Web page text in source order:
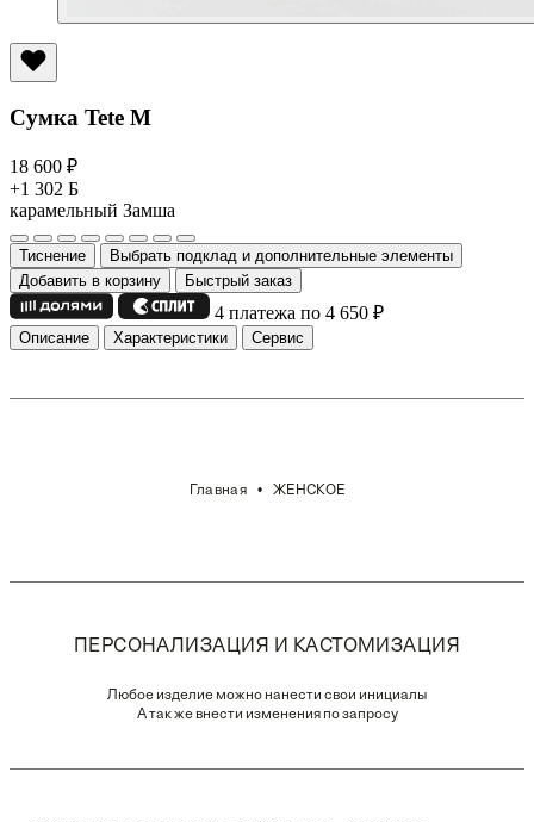
Сумка Tete M
18 600 ₽
+1 302 Б
карамельный Замша
Тиснение
Выбрать подклад и дополнительные элементы
Добавить в корзину
Быстрый заказ
4 платежа по 4 650 ₽
Описание Характеристики Сервис
Главная ЖЕНСКОЕ
ПЕРСОНАЛИЗАЦИЯ И КАСТОМИЗАЦИЯ
Любое изделие можно нанести свои инициалы
А так же внести изменения по запросу